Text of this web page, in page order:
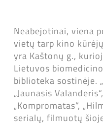
Neabejotinai, viena
vietų tarp kino
yra Kaštonų g.,
Lietuvos
biblioteka sostinėje.
„Jaunasis
„Kompromatas“,
serialų, filmuotų